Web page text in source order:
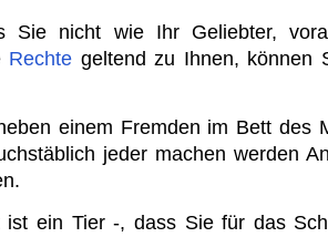
Sie nicht wie Ihr Geliebter,
Rechte geltend zu Ihnen, können
einem Fremden im Bett des
jeder machen werden
ein Tier -, dass Sie für das